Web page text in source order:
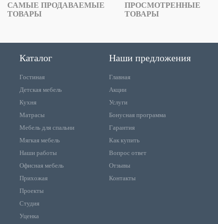
САМЫЕ ПРОДАВАЕМЫЕ
ТОВАРЫ
ПРОСМОТРЕННЫЕ
ТОВАРЫ
Каталог
Гостиная
Детская мебель
Кухня
Матрасы
Мебель для спальни
Мягкая мебель
Наши работы
Офисная мебель
Прихожая
Проекты
Студия
Уценка
Наши предложения
Главная
Акции
Услуги
Бонусная программа
Гарантия
Как купить
Вопрос ответ
Отзывы
Контакты